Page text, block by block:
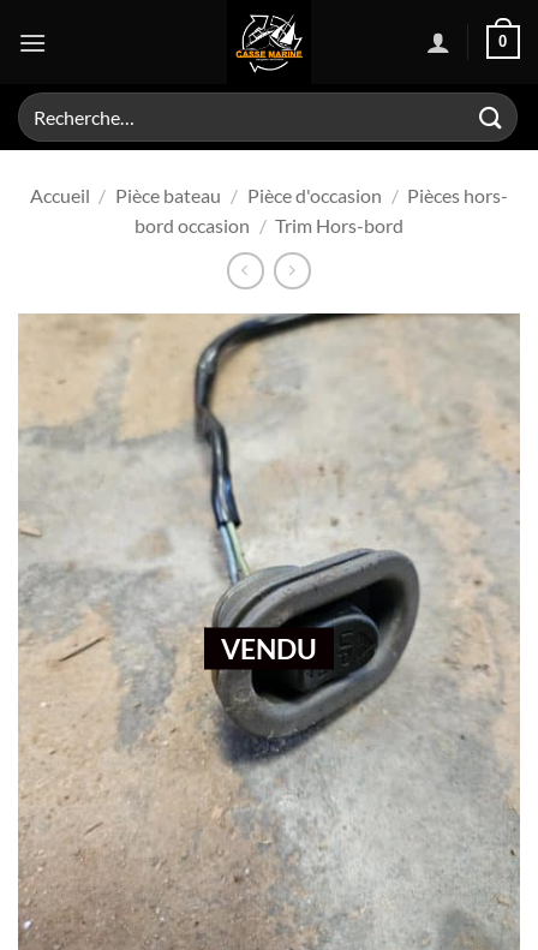
0
Recherche
pour :
Accueil / Pièce bateau / Pièce d'occasion / Pièces hors-
bord occasion / Trim Hors-bord
VENDU